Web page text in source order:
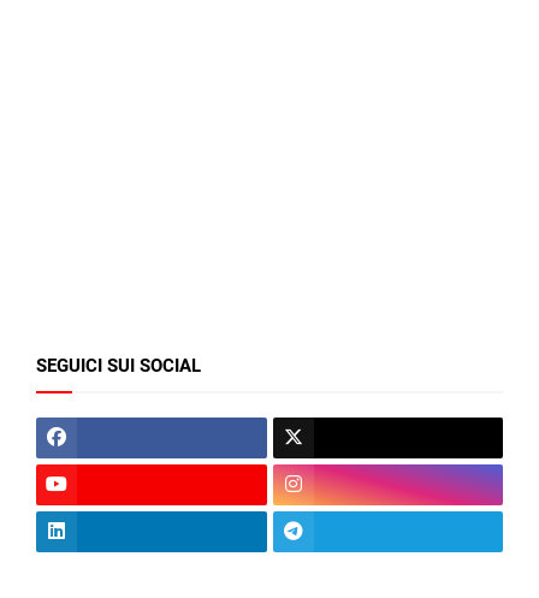
SEGUICI SUI SOCIAL